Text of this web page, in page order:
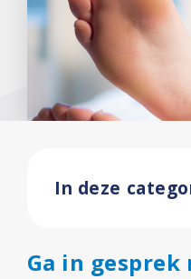
Facebook
In deze
Ga in gesprek